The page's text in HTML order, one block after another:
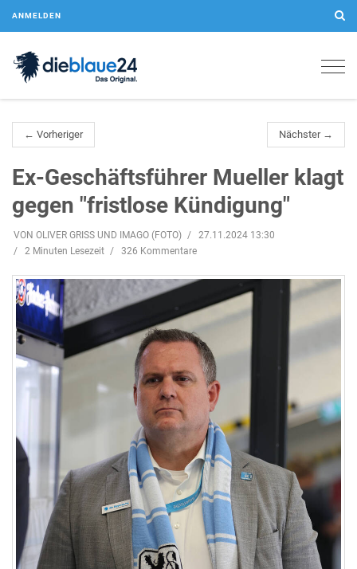
ANMELDEN
← Vorheriger Nächster →
Ex-Geschäftsführer Mueller klagt
gegen "fristlose Kündigung"
VON OLIVER GRISS UND IMAGO (FOTO)
27.11.2024 13:30
2 Minuten Lesezeit
326 Kommentare